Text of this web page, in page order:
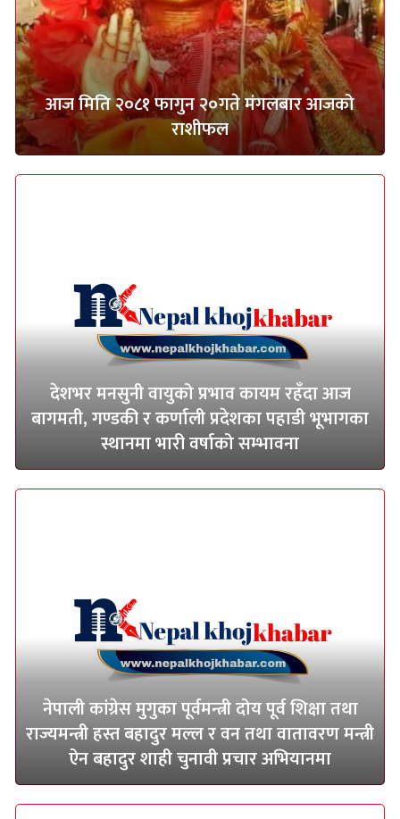
आज मिति २०८१ फागुन २०गते मंगलबार आजको
राशीफल
देशभर मनसुनी वायुको प्रभाव कायम रहँदा आज
बागमती, गण्डकी र कर्णाली प्रदेशका पहाडी भूभागका
स्थानमा भारी वर्षाको सम्भावना
नेपाली कांग्रेस मुगुका पूर्वमन्त्री दोय पूर्व शिक्षा तथा
राज्यमन्त्री हस्त बहादुर मल्ल र वन तथा वातावरण मन्त्री
ऐन बहादुर शाही चुनावी प्रचार अभियानमा